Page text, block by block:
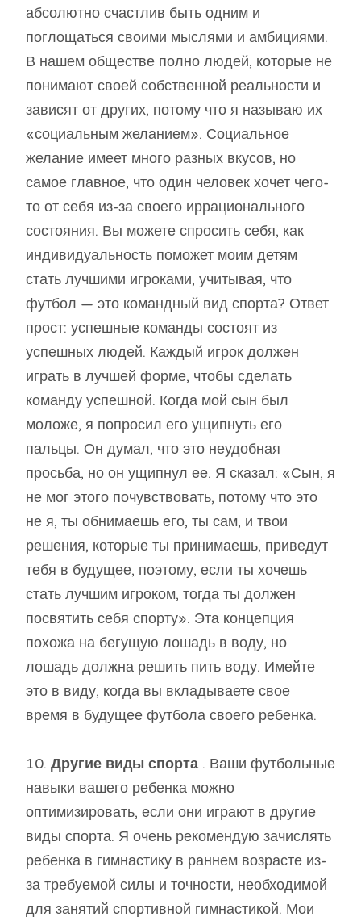
абсолютно счастлив быть одним и
поглощаться своими мыслями и амбициями.
В нашем обществе полно людей, которые не
понимают своей собственной реальности и
зависят от других, потому что я называю их
«социальным желанием». Социальное
желание имеет много разных вкусов, но
самое главное, что один человек хочет чего-
то от себя из-за своего иррационального
состояния. Вы можете спросить себя, как
индивидуальность поможет моим детям
стать лучшими игроками, учитывая, что
футбол — это командный вид спорта? Ответ
прост: успешные команды состоят из
успешных людей. Каждый игрок должен
играть в лучшей форме, чтобы сделать
команду успешной. Когда мой сын был
моложе, я попросил его ущипнуть его
пальцы. Он думал, что это неудобная
просьба, но он ущипнул ее. Я сказал: «Сын, я
не мог этого почувствовать, потому что это
не я, ты обнимаешь его, ты сам, и твои
решения, которые ты принимаешь, приведут
тебя в будущее, поэтому, если ты хочешь
стать лучшим игроком, тогда ты должен
посвятить себя спорту». Эта концепция
похожа на бегущую лошадь в воду, но
лошадь должна решить пить воду. Имейте
это в виду, когда вы вкладываете свое
время в будущее футбола своего ребенка.
10. Другие виды спорта . Ваши футбольные
навыки вашего ребенка можно
оптимизировать, если они играют в другие
виды спорта. Я очень рекомендую зачислять
ребенка в гимнастику в раннем возрасте из-
за требуемой силы и точности, необходимой
для занятий спортивной гимнастикой. Мои